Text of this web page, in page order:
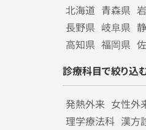
北海道 青森県
長野県 岐阜県
高知県 福岡県
診療科目で絞り込
発熱外来 女性外
理学療法科 漢方